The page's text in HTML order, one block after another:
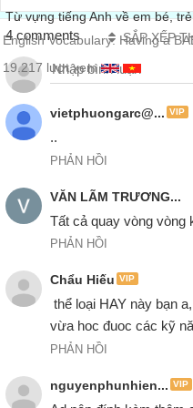
...
spoke some German he
eating a good meal the inn
...
very crowded I watched all
colored clothes they were
...
speaking in languages I
more wine and
...
called to the innkeeper
have you ever seen his
Từ vựng tiếng Anh về em bé,
English Vocabulary: Having a
19.217 lượt xem
4 comments SẮP XẾP
vietphuongarc@... VIP
..
PHẢN HỒI
VĂN LÃM TRƯƠNG...
Tất cả quay vòng vòng
PHẢN HỒI
Chẩu Hiếu VIP
vừa hoc đuoc các kỹ
PHẢN HỒI
nguyenphunhien... VIP